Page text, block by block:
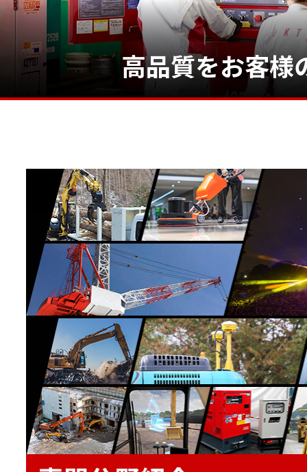
高品質をお客様